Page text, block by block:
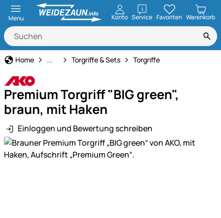
Menu Konto ServiceöffnenFavoriten Warenkorb
Home Weidezaun
... Torgriffe & Sets Torgriffe
Premium Torgriff "BIG green",
braun, mit Haken
Einloggen und Bewertung schreiben
Produktgalerie